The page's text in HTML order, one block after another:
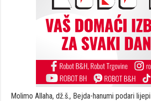
Molimo Allaha, dž.š., Bejda-hanumi podari